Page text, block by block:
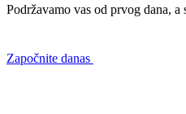
Podržavamo vas od prvog dana,
Započnite danas